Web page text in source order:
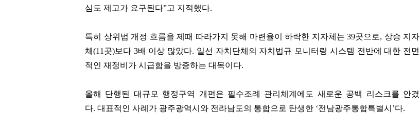
심도 제고가 요구된다”고 지적했다.
특히 상위법 개정 흐름을 제때 따라가지 못해 마련율이 하락한 지자체는 39곳으로, 상승 지자
체(11곳)보다 3배 이상 많았다. 일선 자치단체의 자치법규 모니터링 시스템 전반에 대한 전면
적인 재정비가 시급함을 방증하는 대목이다.
올해 단행된 대규모 행정구역 개편은 필수조례 관리체계에도 새로운 공백 리스크를 안겼
다. 대표적인 사례가 광주광역시와 전라남도의 통합으로 탄생한 ‘전남광주통합특별시’다.